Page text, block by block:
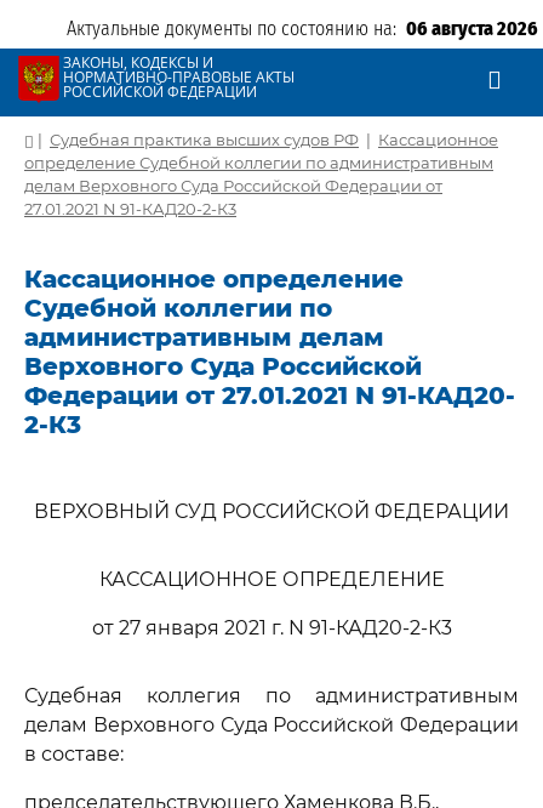
Актуальные документы по состоянию на: 06 августа 2026
ЗАКОНЫ, КОДЕКСЫ И
НОРМАТИВНО-ПРАВОВЫЕ АКТЫ
РОССИЙСКОЙ ФЕДЕРАЦИИ
| Судебная практика высших судов РФ | Кассационное
определение Судебной коллегии по административным
делам Верховного Суда Российской Федерации от
27.01.2021 N 91-КАД20-2-К3
Кассационное определение
Судебной коллегии по
административным делам
Верховного Суда Российской
Федерации от 27.01.2021 N 91-КАД20-
2-К3
ВЕРХОВНЫЙ СУД РОССИЙСКОЙ ФЕДЕРАЦИИ
КАССАЦИОННОЕ ОПРЕДЕЛЕНИЕ
от 27 января 2021 г. N 91-КАД20-2-К3
Судебная коллегия по административным
делам Верховного Суда Российской Федерации
в составе:
председательствующего Хаменкова В.Б.,